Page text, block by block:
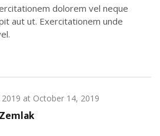
dolorem vel neque
aut ut. Exercitationem unde
at October 14, 2019